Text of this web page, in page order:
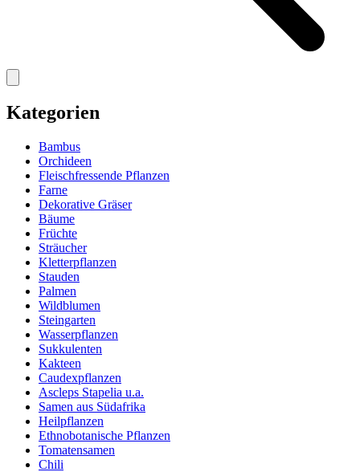
Kategorien
Bambus
Orchideen
Fleischfressende Pflanzen
Farne
Dekorative Gräser
Bäume
Früchte
Sträucher
Kletterpflanzen
Stauden
Palmen
Wildblumen
Steingarten
Wasserpflanzen
Sukkulenten
Kakteen
Caudexpflanzen
Ascleps Stapelia u.a.
Samen aus Südafrika
Heilpflanzen
Ethnobotanische Pflanzen
Tomatensamen
Chili